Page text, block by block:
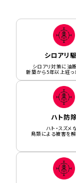
シロアリ
シロアリ対策に油
新築から5年以上経
ハト防
ハト・スズメ
鳥類による被害を